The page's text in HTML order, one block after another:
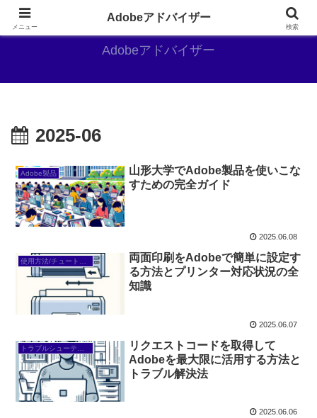
Adobe好きのAdobe推しブログ
Adobeアドバイザー
2025-06
Adobe製品
山形大学でAdobe製品を使いこな
すための完全ガイド
2025.06.08
両面印刷をAdobeで簡単に設定す
る方法とプリンター対応状況の全
知識
2025.06.07
トラブルシューティング/FAQ
リクエストコードを取得して
Adobeを最大限に活用する方法と
トラブル解決法
2025.06.06
メニュー
Adobeアドバイザー
検索